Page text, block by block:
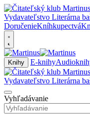
DoručenieKníhkupectvá
Knihy E-knihy
Vyhľadávanie